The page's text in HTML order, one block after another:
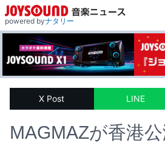
powered byナタリー
X Post LINE
MAGMAZが香港